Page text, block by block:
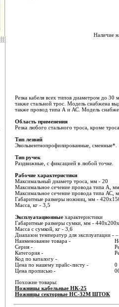
Наличие
Резка кабеля всех типов диаметром до
также стальной трос. Модель снабжена
также провод типа А и АС. Модель
Область применения
Резка любого стального троса, кроме
Tип лезвий
Эвольвентнопрофилированные, сменные*.
Тип ручек
Раздвижные, с фиксацией в любой точке.
Рабочие характеристики
Максимальный диаметр троса, мм - 20
Максимальное сечение провода типа А,
Максимальное сечение провода типа АС,
Габаритные размеры ножниц, мм -
Масса, кг - 3,5
Эксплуатационные характеристики
Габаритные размеры сумки, мм -
Масса с сумкой, кг - 3,6
Диапазон температур для эксплуатации -
Наименование товара -
Серия -
Категория -
Код по каталогу -
Цена по нашему прайс-листу -
0
Цена прописью -
Похожие товары:
Ножницы кабельные НК-25
Ножницы секторные НС-32М ШТОК